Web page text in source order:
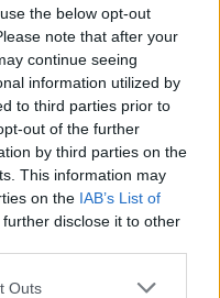
the below opt-out
note that after your
continue seeing
information utilized by
to third parties prior to
out of the further
by third parties on the
This information may
on the IAB’s List of
disclose it to other
one or more Google
Outs
Tarnished in Black
Warrior en
en schild op de
kasteel Redmane.
meer informatie en